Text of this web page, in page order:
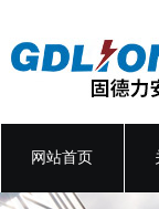
网站首页